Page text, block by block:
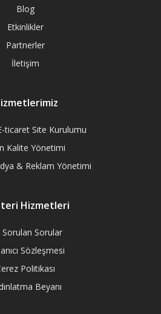
Blog
Etkinlikler
Partnerler
İletişim
ticaret Site Kurulumu
Kalite Yönetimi
& Reklam Yönetimi
Hizmetleri
Sorulan Sorular
Sözleşmesi
Politikası
Beyanı